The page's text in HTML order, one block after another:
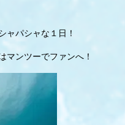
ャパシャな１日！
マンツーでファンへ！